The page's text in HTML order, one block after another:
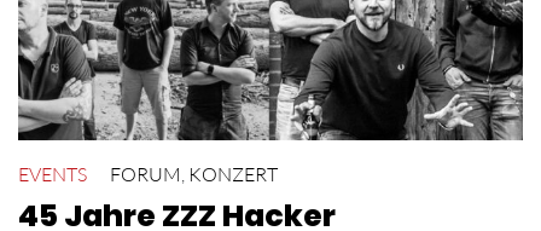
EVENTS FORUM, KONZERT
45 Jahre ZZZ Hacker